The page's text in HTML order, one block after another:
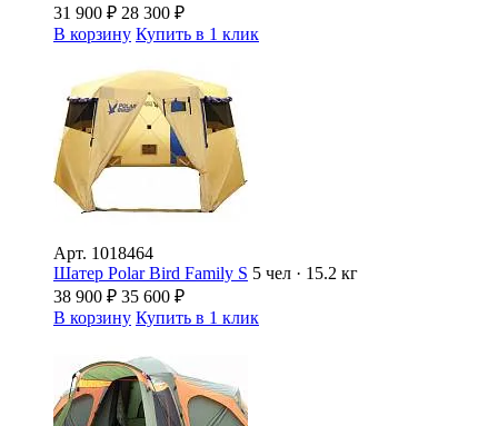
31 900 ₽ 28 300 ₽
В корзину Купить в 1 клик
Арт. 1018464
Шатер Polar Bird Family S 5 чел · 15.2 кг
38 900 ₽ 35 600 ₽
В корзину Купить в 1 клик